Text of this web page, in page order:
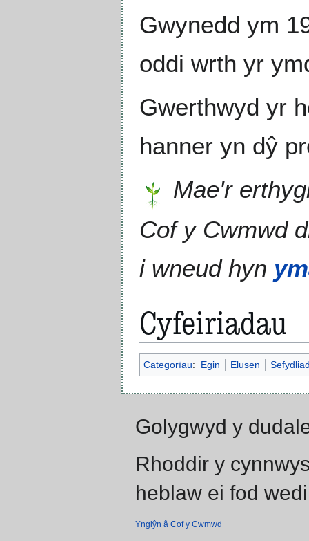
Gwynedd ym
oddi wrth yr
Gwerthwyd yr
hanner yn dŷ
Mae'r
Cof y Cwmwd
i wneud hyn
Cyfeiriadau
Categorïau: Egin Elusen
Golygwyd y
Rhoddir y
heblaw ei fod
Ynglŷn â Cof y Cwmwd